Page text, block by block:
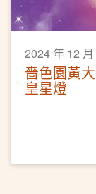
2024 年 12
嗇色園黃
皇星燈